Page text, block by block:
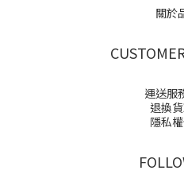
關於
運送服
退換
隱私